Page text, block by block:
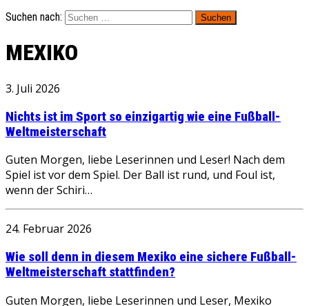
Suchen nach:
MEXIKO
3. Juli 2026
Nichts ist im Sport so einzigartig wie eine Fußball-
Weltmeisterschaft
Guten Morgen, liebe Leserinnen und Leser! Nach dem
Spiel ist vor dem Spiel. Der Ball ist rund, und Foul ist,
wenn der Schiri…
24. Februar 2026
Wie soll denn in diesem Mexiko eine sichere Fußball-
Weltmeisterschaft stattfinden?
Guten Morgen, liebe Leserinnen und Leser, Mexiko